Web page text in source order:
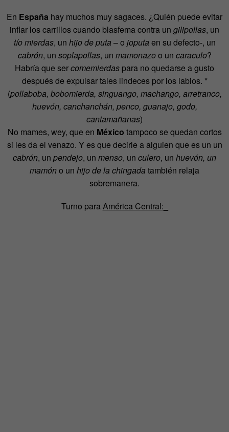
En España hay muchos muy sagaces. ¿Quién puede evitar
inflar los carrillos cuando blasfema contra un gilipollas, un
tío mierdas, un hijo de puta – o joputa en su defecto-, un
cabrón, un soplapollas, un mamonazoo un caraculo?
Habría que sercomemierdas para no quedarse a gusto
después de expulsar tales lindeces por los labios. *
(pollaboba, bobomierda, singuango, machango, arretranco,
huevón, canchanchán, penco, guanajo, godo,
cantamañanas)
No mames, wey, que en México tampoco se quedan cortos
si les da el venazo. Y es que decirle a alguien que es un un
cabrón, un pendejo, un menso, un culero, un huevón, un
mamóno un hijo de la chingada también relaja
sobremanera.
Turno paraAmérica Central:_